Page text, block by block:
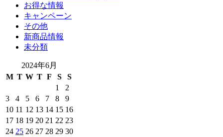
お得な情報
キャンペーン
その他
新商品情報
未分類
2024年6月
M T W T F S
S
1
2
3
4 5 6 7 8
9
10 11 12 13 14 15 16
17 18 19 20 21 22 23
24 25 26 27 28 29 30